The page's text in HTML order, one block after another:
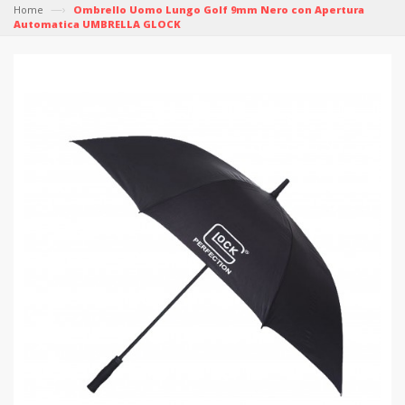
Home —›
Ombrello Uomo Lungo Golf 9mm Nero con Apertura
Automatica UMBRELLA GLOCK